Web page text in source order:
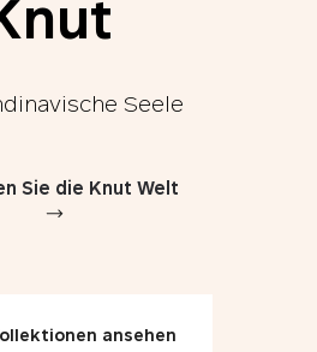
nut
Seele
Sie die Knut Welt
ansehen